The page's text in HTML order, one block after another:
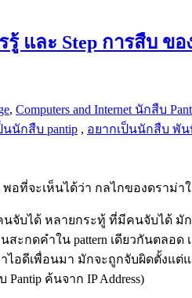
รู้ และ Step การสืบ ข
, Computers and Internet นักสืบ
นนักสืบ pantip , อยากเป็นนักสืบ พัน
อที่จะเห็นได้ว่า กลไกของดราม่า
นจับได้ หลายกระทู้ ที่มีคนจับได้
สะกดคำใน pattern เดียวกันตล
าไอดีเพื่อนมา มักจะถูกจับผิดตั้ง
ค้นจาก IP Address)